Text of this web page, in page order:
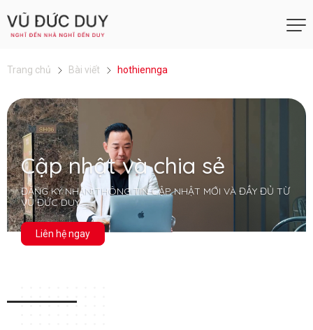
Trang chủ Bài viết hothiennga
Cập nhật và chia sẻ
ĐĂNG KÝ NHẬN THÔNG TIN CẬP NHẬT MỚI VÀ ĐẦY ĐỦ TỪ
VŨ ĐỨC DUY
Liên hệ ngay